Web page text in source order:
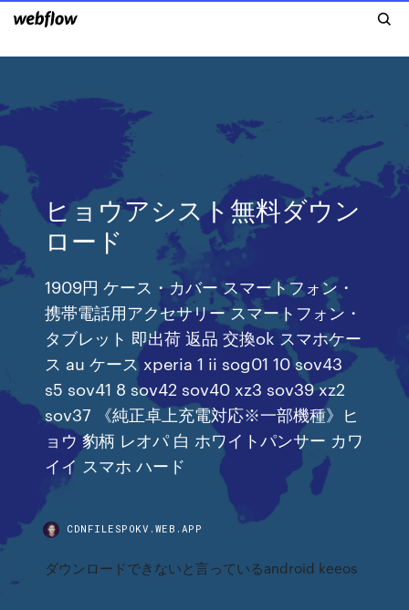
ヒョウアシスト無料ダウン
ロード
1909円 ケース・カバー スマートフォン・
携帯電話用アクセサリー スマートフォン・
タブレット 即出荷 返品 交換ok スマホケー
ス au ケース xperia 1 ii sog01 10 sov43
s5 sov41 8 sov42 sov40 xz3 sov39 xz2
sov37 《純正卓上充電対応※一部機種》ヒ
ョウ 豹柄 レオパ 白 ホワイトパンサー カワ
イイ スマホ ハード
CDNFILESPOKV.WEB.APP
ダウンロードできないと言っているandroid keeos